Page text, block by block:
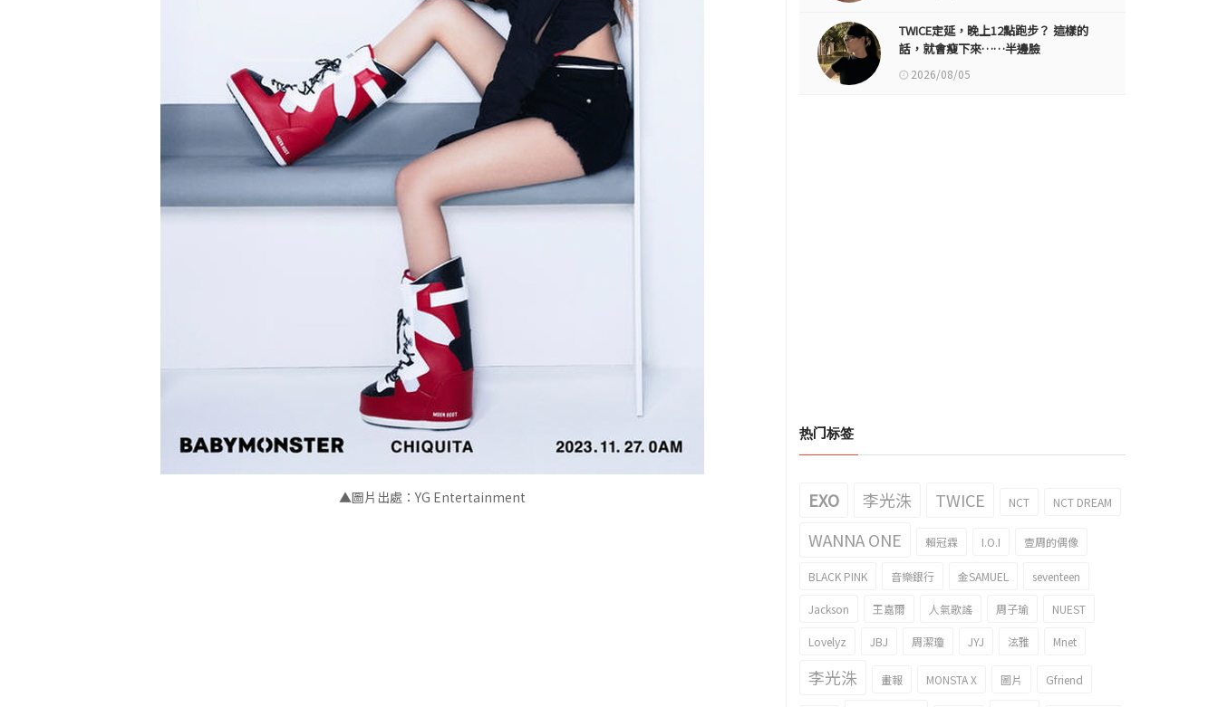
▲圖片出處：YG Entertainment
TWICE定延，晚上12點跑步？ 這樣的
話，就會瘦下來……半邊臉
2026/08/05
热门标签
EXO 李光洙 TWICE NCT NCT DREAM
WANNA ONE 賴冠霖 I.O.I 壹周的偶像
BLACK PINK 音樂銀行 金SAMUEL seventeen
Jackson 王嘉爾 人氣歌謠 周子瑜 NUEST
Lovelyz JBJ 周潔瓊 JYJ 泫雅 Mnet
李光洙 畫報 MONSTA X 圖片 Gfriend